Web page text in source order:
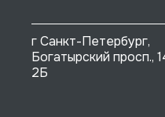
г Санкт-Петербург,
Богатырский просп.,
2Б